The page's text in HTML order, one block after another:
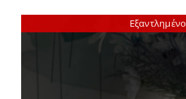
Εξαντλημένο